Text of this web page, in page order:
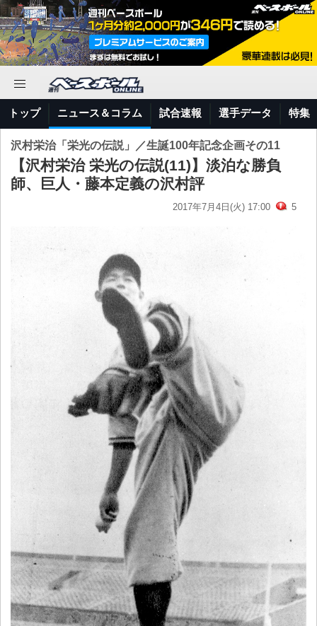
トップ ニュース＆コラム 試合速報 選手データ 特集
沢村栄治「栄光の伝説」／生誕100年記念企画その11
【沢村栄治 栄光の伝説(11)】淡泊な勝負
師、巨人・藤本定義の沢村評
2017年7月4日(火) 17:00 5